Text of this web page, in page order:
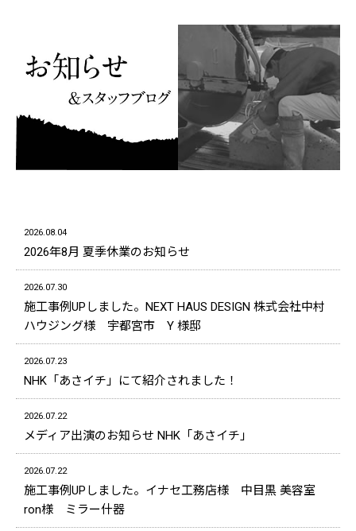
2026.08.04
2026年8月 夏季休業のお知らせ
2026.07.30
施工事例UPしました。NEXT HAUS DESIGN 株式会社中村
ハウジング様 宇都宮市 Y 様邸
2026.07.23
NHK「あさイチ」にて紹介されました！
2026.07.22
メディア出演のお知らせ NHK「あさイチ」
2026.07.22
施工事例UPしました。イナセ工務店様 中目黒 美容室
ron様 ミラー什器